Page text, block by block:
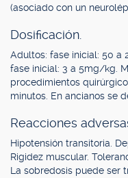
(asociado con un
Dosificación.
Adultos: fase inicial: 50 a
fase inicial: 3 a 5mg/kg.
procedimientos
minutos. En ancianos se
Reacciones
Hipotensión transitoria.
Rigidez muscular.
La sobredosis puede ser